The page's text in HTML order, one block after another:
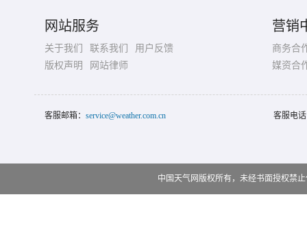
网站服务
关于我们 联系我们
用户反馈
版权声明
网站律师
营销
商务合
媒资合
客服邮箱： service@weather.com.cn 客服电
中国天气网版权所有，未经书面授权